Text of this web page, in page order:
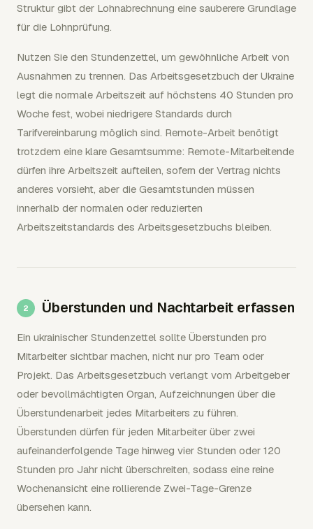
Struktur gibt der Lohnabrechnung eine sauberere Grundlage
für die Lohnprüfung.
Nutzen Sie den Stundenzettel, um gewöhnliche Arbeit von
Ausnahmen zu trennen. Das Arbeitsgesetzbuch der Ukraine
legt die normale Arbeitszeit auf höchstens 40 Stunden pro
Woche fest, wobei niedrigere Standards durch
Tarifvereinbarung möglich sind. Remote-Arbeit benötigt
trotzdem eine klare Gesamtsumme: Remote-Mitarbeitende
dürfen ihre Arbeitszeit aufteilen, sofern der Vertrag nichts
anderes vorsieht, aber die Gesamtstunden müssen
innerhalb der normalen oder reduzierten
Arbeitszeitstandards des Arbeitsgesetzbuchs bleiben.
Überstunden und Nachtarbeit erfassen
Ein ukrainischer Stundenzettel sollte Überstunden pro
Mitarbeiter sichtbar machen, nicht nur pro Team oder
Projekt. Das Arbeitsgesetzbuch verlangt vom Arbeitgeber
oder bevollmächtigten Organ, Aufzeichnungen über die
Überstundenarbeit jedes Mitarbeiters zu führen.
Überstunden dürfen für jeden Mitarbeiter über zwei
aufeinanderfolgende Tage hinweg vier Stunden oder 120
Stunden pro Jahr nicht überschreiten, sodass eine reine
Wochenansicht eine rollierende Zwei-Tage-Grenze
übersehen kann.